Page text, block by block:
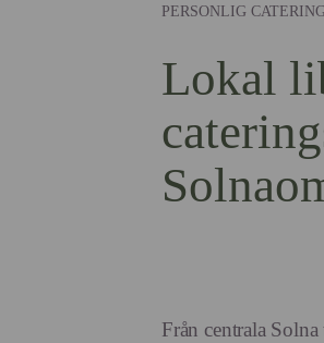
PERSONLIG
Lokal
Från centrala Solna